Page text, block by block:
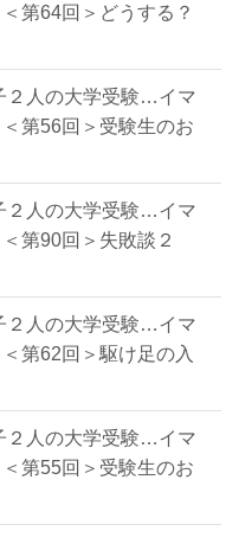
第64回＞どうする？
２人の大学受験…イマ
第56回＞受験生のお
２人の大学受験…イマ
第90回＞失敗談２
２人の大学受験…イマ
第62回＞駆け足の入
２人の大学受験…イマ
第55回＞受験生のお